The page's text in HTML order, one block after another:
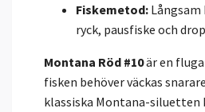
Fiskemetod:
ryck, pausfiske och
Montana Röd #10är en fluga
fisken behöver väckas
klassiska Montana-siluetten